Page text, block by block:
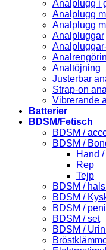
Analplugg i
Analplugg
Analplugg
Analpluggar
Analtöjning
Justerbar
Strap-on anal
Vibrerande
Batterier
BDSM/Fetisch
BDSM /
BDSM /
Hand
Rep
Tejp
BDSM /
BDSM /
BDSM /
BDSM / set
BDSM /